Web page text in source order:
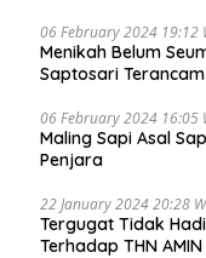
06 February 2024 19:12
Menikah Belum
Saptosari
06 February 2024 16:05
Maling Sapi Asal
Penjara
22 January 2024 20:28
Tergugat Tidak
Terhadap THN